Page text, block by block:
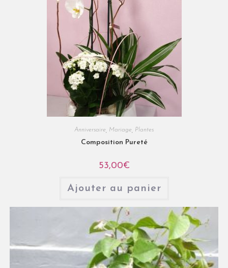
Anniversaire Mariage Plantes
Composition Pureté
53,00€
Ajouter au panier